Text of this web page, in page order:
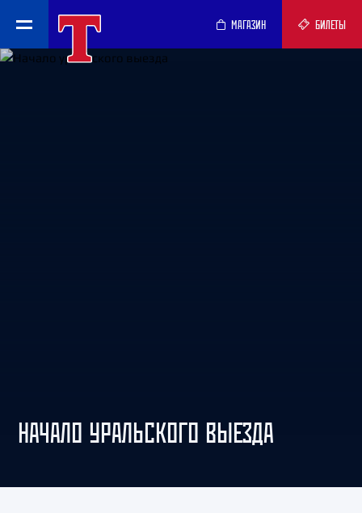
МАГАЗИН БИЛЕТЫ
НАЧАЛО УРАЛЬСКОГО ВЫЕЗДА